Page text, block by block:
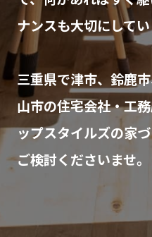
ナンスも大切にして
三重県で津市、鈴鹿
山市の住宅会社・工
ップスタイルズの家
ご検討くださいませ。